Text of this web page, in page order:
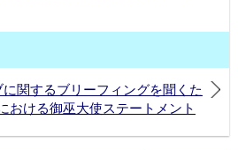
関するブリーフィングを聞くた
おける御巫大使ステートメント